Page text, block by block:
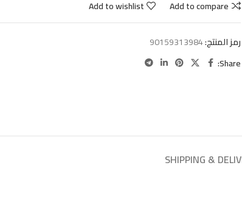
Add to compare
Add to wishlist
رمز المنتج:90159313984
Share:
SHIPPING &